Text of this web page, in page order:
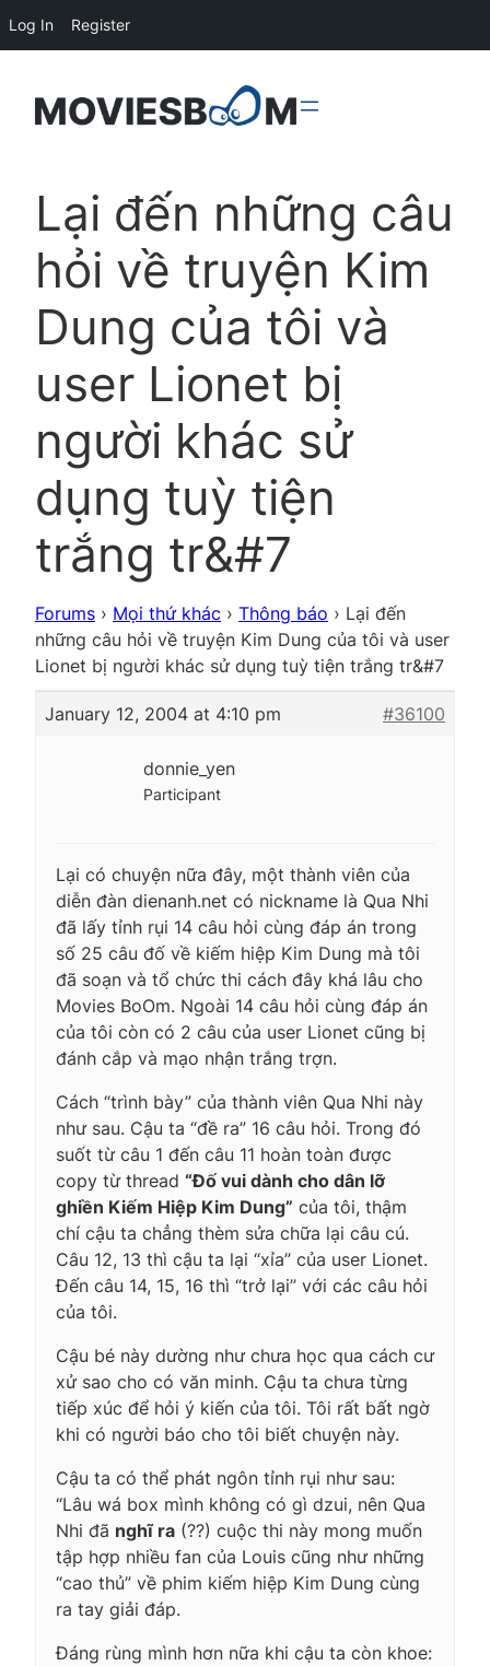
Lại đến những câu
hỏi về truyện Kim
Dung của tôi và
user Lionet bị
người khác sử
dụng tuỳ tiện
trắng tr&#7
Forums › Mọi thứ khác › Thông báo › Lại đến
những câu hỏi về truyện Kim Dung của tôi và user
Lionet bị người khác sử dụng tuỳ tiện trắng tr&#7
January 12, 2004 at 4:10 pm #36100
donnie_yen
Participant
Lại có chuyện nữa đây, một thành viên của
diễn đàn dienanh.net có nickname là Qua Nhi
đã lấy tỉnh rụi 14 câu hỏi cùng đáp án trong
số 25 câu đố về kiếm hiệp Kim Dung mà tôi
đã soạn và tổ chức thi cách đây khá lâu cho
Movies BoOm. Ngoài 14 câu hỏi cùng đáp án
của tôi còn có 2 câu của user Lionet cũng bị
đánh cắp và mạo nhận trắng trợn.
Cách “trình bày” của thành viên Qua Nhi này
như sau. Cậu ta “đề ra” 16 câu hỏi. Trong đó
suốt từ câu 1 đến câu 11 hoàn toàn được
copy từ thread “Đố vui dành cho dân lỡ
ghiền Kiếm Hiệp Kim Dung” của tôi, thậm
chí cậu ta chẳng thèm sửa chữa lại câu cú.
Câu 12, 13 thì cậu ta lại “xỉa” của user Lionet.
Đến câu 14, 15, 16 thì “trở lại” với các câu hỏi
của tôi.
Cậu bé này dường như chưa học qua cách cư
xử sao cho có văn minh. Cậu ta chưa từng
tiếp xúc để hỏi ý kiến của tôi. Tôi rất bất ngờ
khi có người báo cho tôi biết chuyện này.
Cậu ta có thể phát ngôn tỉnh rụi như sau:
“Lâu wá box mình không có gì dzui, nên Qua
Nhi đã nghĩ ra (??) cuộc thi này mong muốn
tập hợp nhiều fan của Louis cũng như những
“cao thủ” về phim kiếm hiệp Kim Dung cùng
ra tay giải đáp.
Đáng rùng mình hơn nữa khi cậu ta còn khoe:
Log In Register